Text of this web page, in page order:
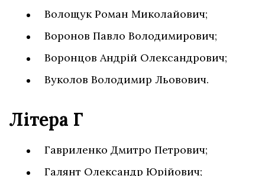
Волощук Роман Миколайович;
Воронов Павло Володимирович;
Воронцов Андрій Олександрович;
Вуколов Володимир Льовович.
Літера Г
Гавриленко Дмитро Петрович;
Галянт Олександр Юрійович;